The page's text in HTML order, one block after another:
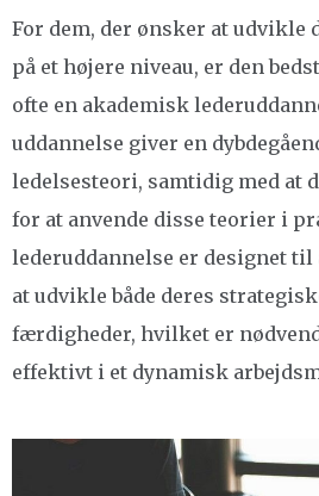
For dem, der ønsker at udvikle
på et højere niveau, er den
ofte en akademisk
uddannelse giver en
ledelsesteori, samtidig med at
for at anvende disse teorier i
lederuddannelse er designet
at udvikle både deres
færdigheder, hvilket er
effektivt i et dynamisk